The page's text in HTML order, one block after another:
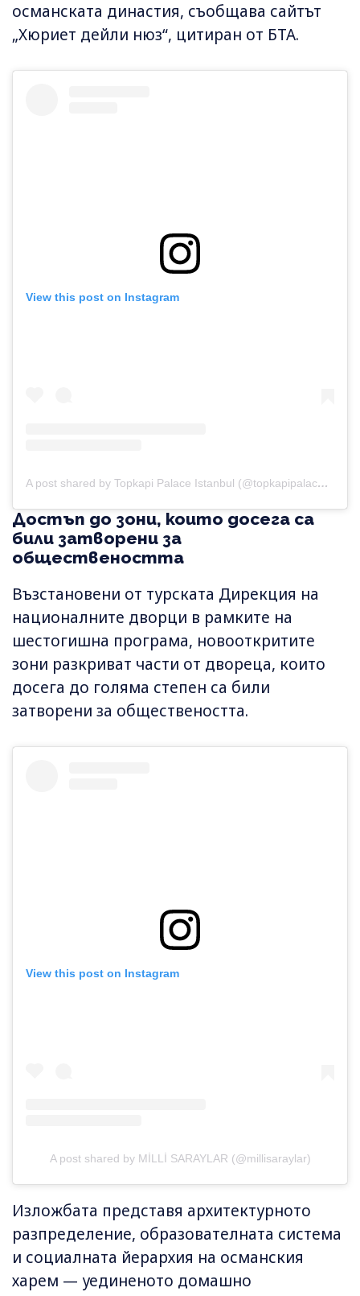
османската династия, съобщава сайтът
„Хюриет дейли нюз“, цитиран от БТА.
View this post on Instagram
A post shared by Topkapi Palace Istanbul (@topkapipalaceistanbul)
Достъп до зони, които досега са
били затворени за
обществеността
Възстановени от турската Дирекция на
националните дворци в рамките на
шестогишна програма, новооткритите
зони разкриват части от двореца, които
досега до голяма степен са били
затворени за обществеността.
View this post on Instagram
A post shared by MİLLİ SARAYLAR (@millisaraylar)
Изложбата представя архитектурното
разпределение, образователната система
и социалната йерархия на османския
харем — уединеното домашно